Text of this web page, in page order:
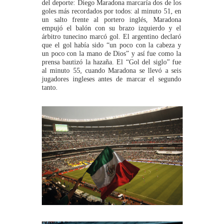
del deporte: Diego Maradona marcaría dos de los
goles más recordados por todos: al minuto 51, en
un salto frente al portero inglés, Maradona
empujó el balón con su brazo izquierdo y el
árbitro tunecino marcó gol. El argentino declaró
que el gol había sido “un poco con la cabeza y
un poco con la mano de Dios” y así fue como la
prensa bautizó la hazaña. El “Gol del siglo” fue
al minuto 55, cuando Maradona se llevó a seis
jugadores ingleses antes de marcar el segundo
tanto.